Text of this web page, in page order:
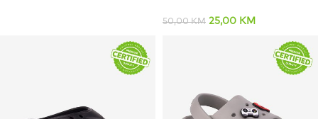
50,00KM 25,00 KM